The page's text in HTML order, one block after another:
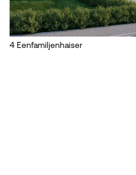
4 Eenfamiljenhaiser